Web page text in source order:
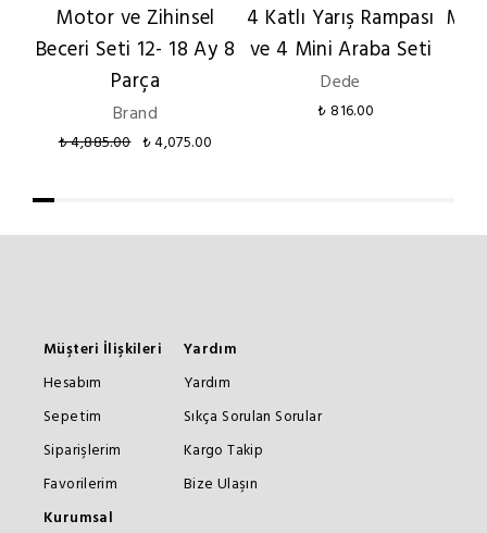
Motor ve Zihinsel
Beceri Seti 12- 18 Ay 8
Parça
Brand
₺ 4,885.00 ₺ 4,075.00
4 Katlı Yarış Rampası
ve 4 Mini Araba Seti
Dede
₺ 816.00
Müşteri İlişkileri
Hesabım
Sepetim
Siparişlerim
Favorilerim
Yardım
Yardım
Sıkça Sorulan Sorular
Kargo Takip
Bize Ulaşın
Kurumsal